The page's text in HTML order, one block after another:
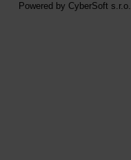
Powered by CyberSoft s.r.o.